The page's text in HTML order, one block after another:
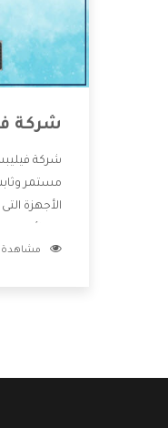
شركة
شركة
مستمر
الأجهزة
خدمات ما
مشاهدة